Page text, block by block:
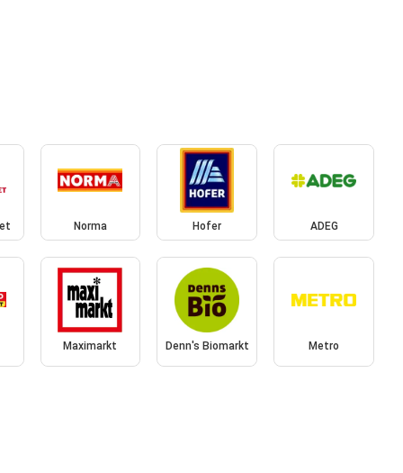
Norma Hofer ADEG
Maximarkt Denn's Biomarkt Metro